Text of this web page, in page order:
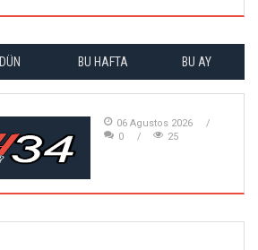
DÜN BU HAFTA BU AY
06 Agustos 2026
0
25